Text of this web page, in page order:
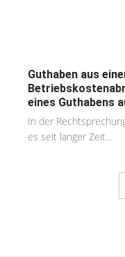
Guthaben aus
eines Guthabens
In der
es seit langer Zeit...